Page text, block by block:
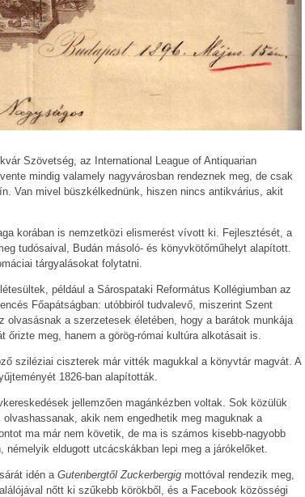
Szövetség, az International League of Antiquarian
mindig valamely nagyvárosban rendeznek meg, de csak
Van mivel büszkélkednünk, hiszen nincs antikvárius, akit
korában is nemzetközi elismerést vívott ki. Fejlesztését, a
tudósaival, Budán másoló- és könyvkötőműhelyt alapított.
tárgyalásokat folytatni.
például a Sárospataki Református Kollégiumban az
Főapátságban: utóbbiról tudvalevő, miszerint Szent
olvasásnak a szerzetesek életében, hogy a barátok munkája
meg, hanem a görög-római kultúra alkotásait is.
sziléziai ciszterek már vitték magukkal a könyvtár magvát. A
1826-ban alapították.
jellemzően magánkézben voltak. Sok közülük
akik nem engedhetik meg maguknak a
ma már nem követik, de ma is számos kisebb-nagyobb
eldugott utcácskákban lepi meg a járókelőket.
idén a Gutenbergtől Zuckerbergig mottóval rendezik meg,
nőtt ki szűkebb körökből, és a Facebook közösségi